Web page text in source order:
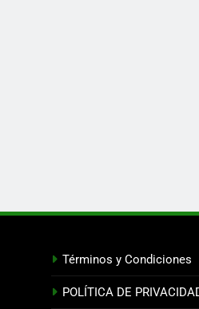
Términos y Condiciones
POLÍTICA DE